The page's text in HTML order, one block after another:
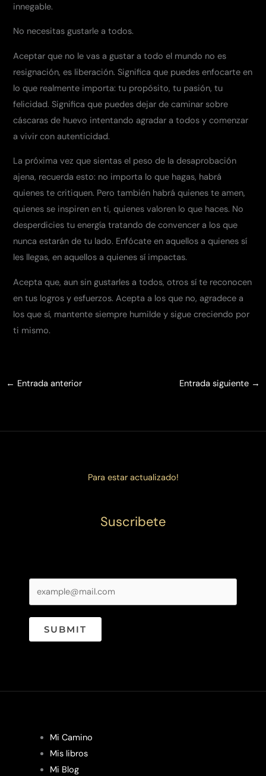
innegable.
No necesitas gustarle a todos.
Aceptar que no le vas a gustar a todo el mundo no es
resignación, es liberación. Significa que puedes enfocarte en
lo que realmente importa: tu propósito, tu pasión, tu
felicidad. Significa que puedes dejar de caminar sobre
cáscaras de huevo intentando agradar a todos y comenzar
a vivir con autenticidad.
La próxima vez que sientas el peso de la desaprobación
ajena, recuerda esto: no importa lo que hagas, habrá
quienes te critiquen. Pero también habrá quienes te amen,
quienes se inspiren en ti, quienes valoren lo que haces. No
desperdicies tu energía tratando de convencer a los que
nunca estarán de tu lado. Enfócate en aquellos a quienes sí
les llegas, en aquellos a quienes sí impactas.
Acepta que, aun sin gustarles a todos, otros sí te reconocen
en tus logros y esfuerzos. Acepta a los que no, agradece a
los que sí, mantente siempre humilde y sigue creciendo por
ti mismo.
← Entrada anterior Entrada siguiente →
Para estar actualizado!
Suscribete
SUBMIT
Mi Camino
Mis libros
Mi Blog